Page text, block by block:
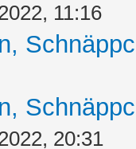
11:16
20:31